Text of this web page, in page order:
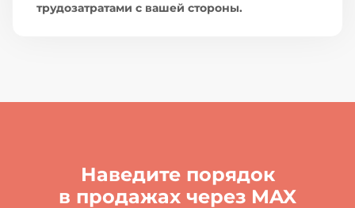
трудозатратами с вашей стороны.
Наведите порядок
в продажах через MAX